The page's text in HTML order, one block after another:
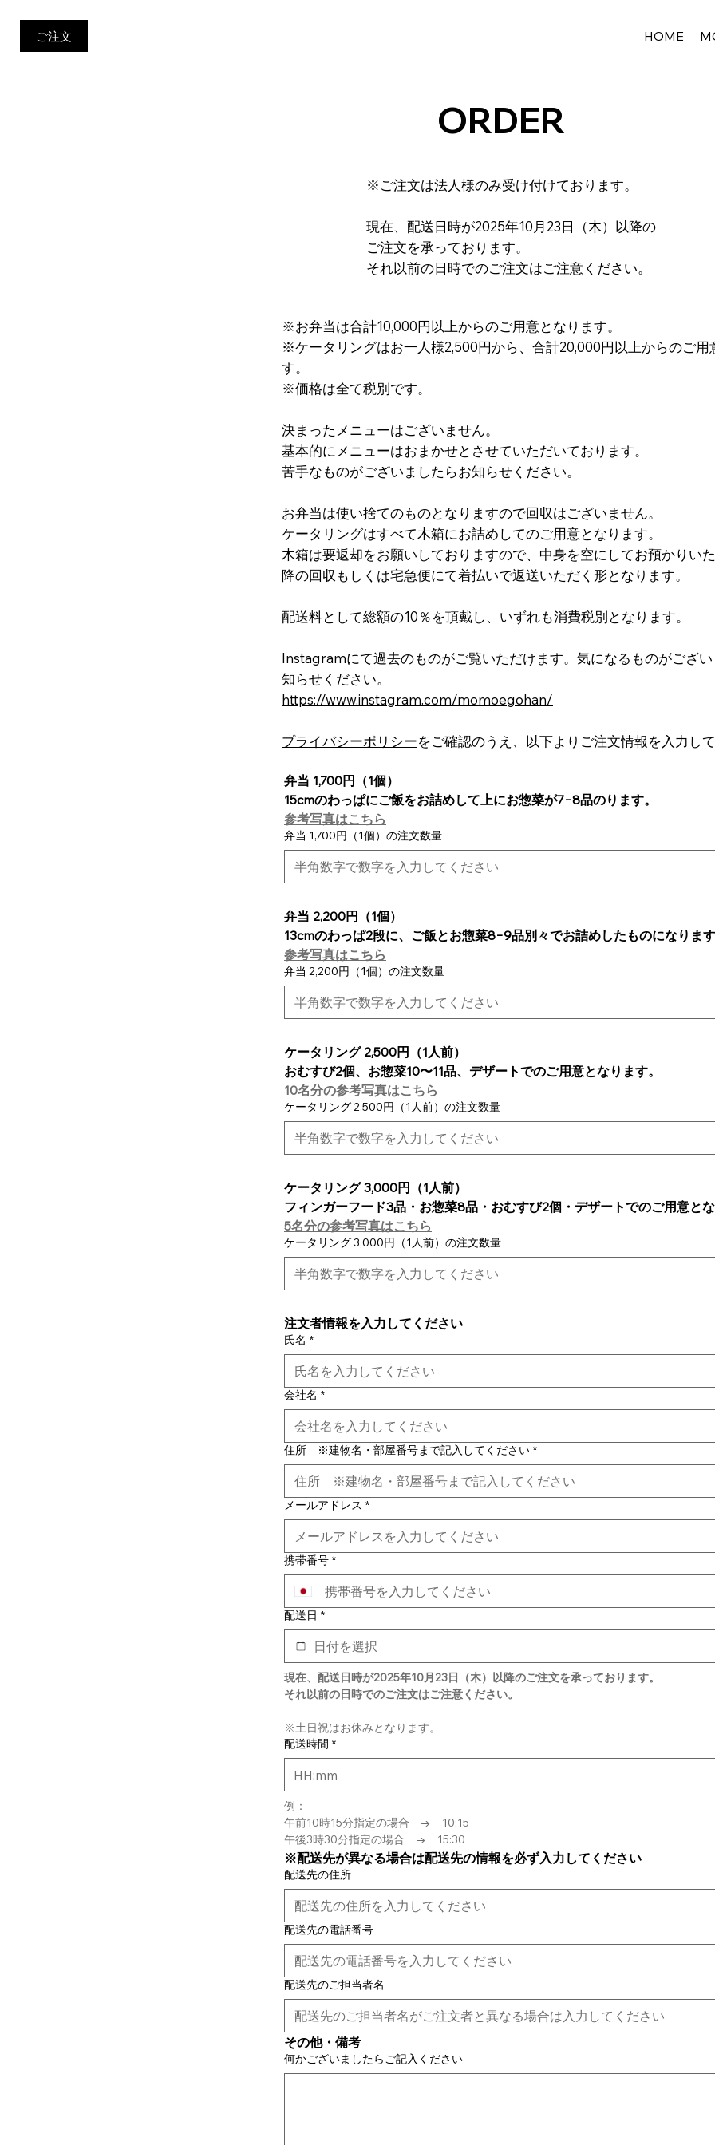
ご注文 HOME
ORDER
※ご注文は法人様のみ受け付けております。​​
現在、配送日時が2025年10月23日（木）以降の
ご注文を承っております。
それ以前の日時でのご注文はご注意ください。
※お弁当は合計10,000円以上からのご用意となります。
※ケータリングはお一人様2,500円から、合計20,000円以上からのご用
す。
※価格は全て税別です。
決まったメニューはございません。
基本的にメニューはおまかせとさせていただいております。
苦手なものがございましたらお知らせください。
お弁当は使い捨てのものとなりますので回収はございません。
ケータリングはすべて木箱にお詰めしてのご用意となります。
木箱は要返却をお願いしておりますので、中身を空にしてお預かりい
降の回収もしくは宅急便にて着払いで返送いただく形となります。
配送料として総額の10％を頂戴し、いずれも消費税別となります。
Instagramにて過去のものがご覧いただけます。気になるものがござ
知らせください。
https://www.instagram.com/momoegohan/
​プライバシーポリシーをご確認のうえ、以下よりご注文情報を入力して
弁当 1,700円（1個）
15cmのわっぱにご飯をお詰めして上にお惣菜が7−8品のります。
参考写真はこちら
弁当 1,700円（1個）の注文数量
弁当 2,200円（1個）
13cmのわっぱ2段に、ご飯とお惣菜8−9品別々でお詰めしたものになります
参考写真はこちら
弁当 2,200円（1個）の注文数量
ケータリング 2,500円（1人前）
おむすび2個、お惣菜10〜11品、デザートでのご用意となります。
10名分の参考写真はこちら
ケータリング 2,500円（1人前）の注文数量
ケータリング 3,000円（1人前）
フィンガーフード3品・お惣菜8品・おむすび2個・デザートでのご用意とな
5名分の参考写真はこちら
ケータリング 3,000円（1人前）の注文数量
注文者情報を入力してください
氏名 *
会社名 *
住所 ※建物名・部屋番号まで記入してください *
メールアドレス *
携帯番号 *
配送日 *
現在、配送日時が2025年10月23日（木）以降のご注文を承っております。
それ以前の日時でのご注文はご注意ください。
※土日祝はお休みとなります。
配送時間 *
:
例：
午前10時15分指定の場合　→　10:15
午後3時30分指定の場合　→　15:30
※配送先が異なる場合は配送先の情報を必ず入力してください
配送先の住所
配送先の電話番号
配送先のご担当者名
その他・備考
何かございましたらご記入ください